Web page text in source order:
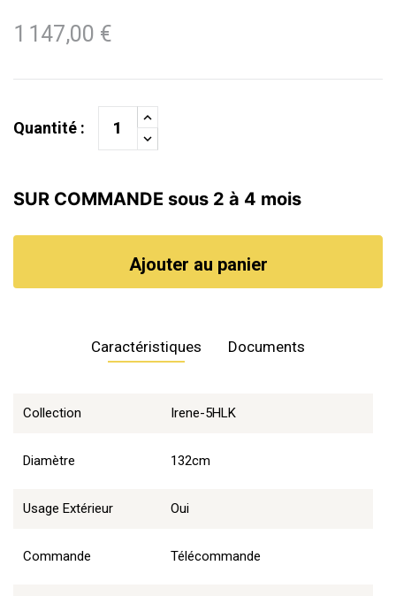
1 147,00 €
Quantité :
SUR COMMANDE sous 2 à 4 mois
Ajouter au panier
Caractéristiques
Collection Irene-5HLK
Diamètre 132cm
Usage Extérieur Oui
Commande Télécommande
Documents